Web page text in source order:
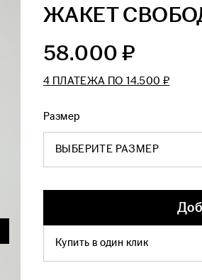
ЖАКЕТ
58.000 ₽
4 ПЛАТЕЖА ПО14.500 ₽
Размер
ВЫБЕРИТЕ РАЗМЕР
Купить в один клик